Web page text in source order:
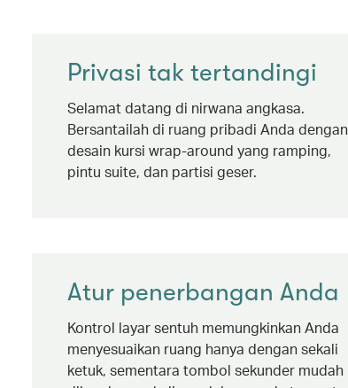
Privasi tak tertandingi
Selamat datang di nirwana angkasa.
Bersantailah di ruang pribadi Anda dengan
desain kursi wrap-around yang ramping,
pintu suite, dan partisi geser.
Atur penerbangan Anda
Kontrol layar sentuh memungkinkan Anda
menyesuaikan ruang hanya dengan sekali
ketuk, sementara tombol sekunder mudah